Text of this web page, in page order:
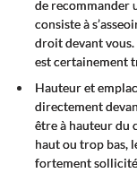
de recommander
consiste à
droit devant vous.
est certainement
Hauteur et
directement
être à hauteur du
haut ou trop bas,
fortement